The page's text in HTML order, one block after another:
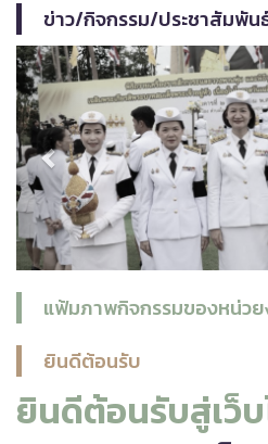
ข่าว/กิจกรรม/ประชาสัมพัน
Previous
แฟ้มภาพกิจกรรมของหน่วย
ยินดีต้อนรับ
ยินดีต้อนรับสู่เว็